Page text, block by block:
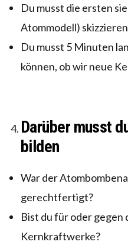
Du musst die ersten
Atommodell)
Du musst 5 Minuten
können, ob wir neue
Darüber musst
bilden
War der
gerechtfertigt?
Bist du für oder gegen
Kernkraftwerke?